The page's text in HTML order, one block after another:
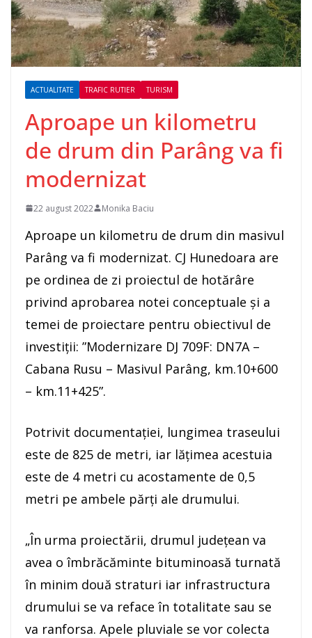
ACTUALITATE TRAFIC RUTIER TURISM
Aproape un kilometru
de drum din Parâng va fi
modernizat
22 august 2022 Monika Baciu
Aproape un kilometru de drum din masivul
Parâng va fi modernizat. CJ Hunedoara are
pe ordinea de zi proiectul de hotărâre
privind aprobarea notei conceptuale și a
temei de proiectare pentru obiectivul de
investiții: ”Modernizare DJ 709F: DN7A –
Cabana Rusu – Masivul Parâng, km.10+600
– km.11+425”.
Potrivit documentației, lungimea traseului
este de 825 de metri, iar lățimea acestuia
este de 4 metri cu acostamente de 0,5
metri pe ambele părți ale drumului.
„În urma proiectării, drumul județean va
avea o îmbrăcăminte bituminoasă turnată
în minim două straturi iar infrastructura
drumului se va reface în totalitate sau se
va ranforsa. Apele pluviale se vor colecta